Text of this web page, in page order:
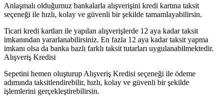
Anlaşmalı olduğumuz bankalarla alışverişini kredi kartına taksit
seçeneği ile hızlı, kolay ve güvenli bir şekilde tamamlayabilirsin.
Ticari kredi kartları ile yapılan alışverişlerde 12 aya kadar taksit
imkanından yararlanabilirsiniz. En fazla 12 aya kadar taksit yapma
imkanı olsa da banka bazlı farklı taksit tutarları uygulanabilmektedir.
Alışveriş Kredisi
Sepetini hemen oluşturup Alışveriş Kredisi seçeneği ile ödeme
adımında taksitlendirebilir, hızlı, kolay ve güvenli bir şekilde
işlemlerini gerçekleştirebilirsin.